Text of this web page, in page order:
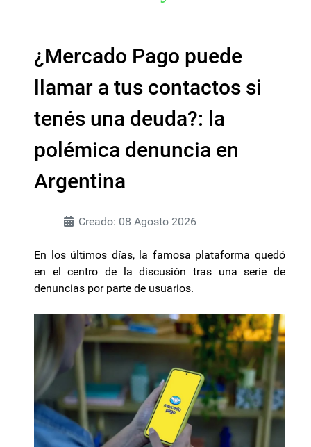
¿Mercado Pago puede
llamar a tus contactos si
tenés una deuda?: la
polémica denuncia en
Argentina
Creado: 08 Agosto 2026
En los últimos días, la famosa plataforma quedó
en el centro de la discusión tras una serie de
denuncias por parte de usuarios.